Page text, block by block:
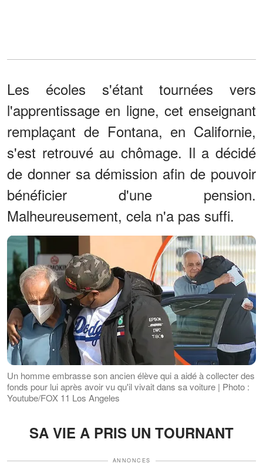
Les écoles s'étant tournées vers
l'apprentissage en ligne, cet enseignant
remplaçant de Fontana, en Californie,
s'est retrouvé au chômage. Il a décidé
de donner sa démission afin de pouvoir
bénéficier d'une pension.
Malheureusement, cela n'a pas suffi.
Un homme embrasse son ancien élève qui a aidé à collecter des
fonds pour lui après avoir vu qu'il vivait dans sa voiture | Photo :
Youtube/FOX 11 Los Angeles
SA VIE A PRIS UN TOURNANT
ANNONCES